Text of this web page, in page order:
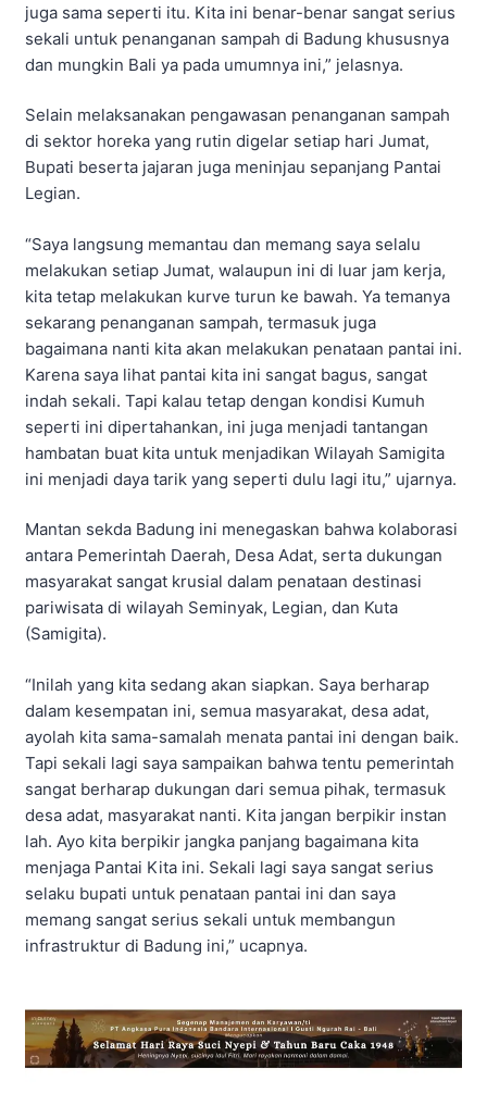
juga sama seperti itu. Kita ini benar-benar sangat serius
sekali untuk penanganan sampah di Badung khususnya
dan mungkin Bali ya pada umumnya ini,” jelasnya.
Selain melaksanakan pengawasan penanganan sampah
di sektor horeka yang rutin digelar setiap hari Jumat,
Bupati beserta jajaran juga meninjau sepanjang Pantai
Legian.
“Saya langsung memantau dan memang saya selalu
melakukan setiap Jumat, walaupun ini di luar jam kerja,
kita tetap melakukan kurve turun ke bawah. Ya temanya
sekarang penanganan sampah, termasuk juga
bagaimana nanti kita akan melakukan penataan pantai ini.
Karena saya lihat pantai kita ini sangat bagus, sangat
indah sekali. Tapi kalau tetap dengan kondisi Kumuh
seperti ini dipertahankan, ini juga menjadi tantangan
hambatan buat kita untuk menjadikan Wilayah Samigita
ini menjadi daya tarik yang seperti dulu lagi itu,” ujarnya.
Mantan sekda Badung ini menegaskan bahwa kolaborasi
antara Pemerintah Daerah, Desa Adat, serta dukungan
masyarakat sangat krusial dalam penataan destinasi
pariwisata di wilayah Seminyak, Legian, dan Kuta
(Samigita).
“Inilah yang kita sedang akan siapkan. Saya berharap
dalam kesempatan ini, semua masyarakat, desa adat,
ayolah kita sama-samalah menata pantai ini dengan baik.
Tapi sekali lagi saya sampaikan bahwa tentu pemerintah
sangat berharap dukungan dari semua pihak, termasuk
desa adat, masyarakat nanti. Kita jangan berpikir instan
lah. Ayo kita berpikir jangka panjang bagaimana kita
menjaga Pantai Kita ini. Sekali lagi saya sangat serius
selaku bupati untuk penataan pantai ini dan saya
memang sangat serius sekali untuk membangun
infrastruktur di Badung ini,” ucapnya.